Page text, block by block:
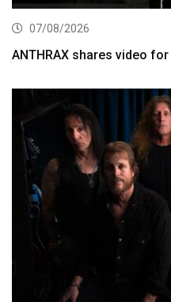
07/08/2026
ANTHRAX shares video for